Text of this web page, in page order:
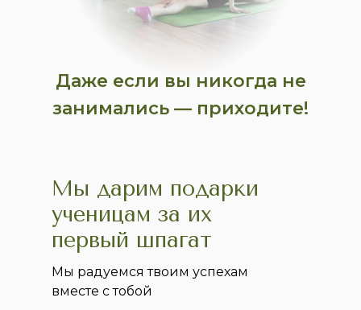
Даже если вы никогда не
занимались — приходите!
Мы дарим подарки
ученицам за их
первый шпагат
Мы радуемся твоим успехам
вместе с тобой